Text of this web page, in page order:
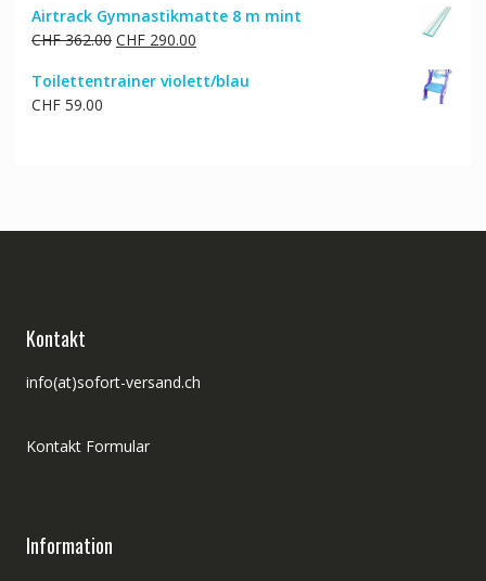
Airtrack Gymnastikmatte 8 m mint
CHF362.00 Ursprünglicher
war:
CHF290.00Aktueller
ist:
Toilettentrainer violett/blau
CHF59.00
Kontakt
info(at)sofort-versand.ch
Kontakt Formular
Information